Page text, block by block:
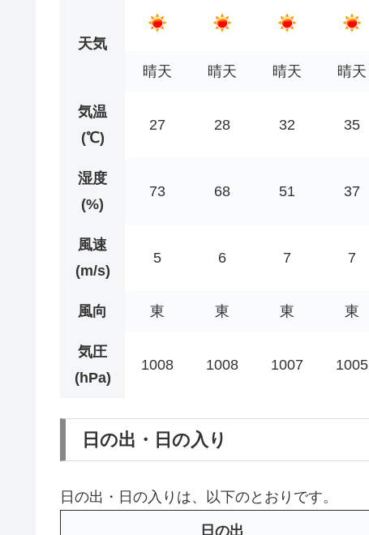
天気
晴天
晴天 晴天 晴天
気温
(℃)
27 28 32 35
湿度
(%)
73 68 51 37
風速
(m/s)
5 6 7 7
風向 東 東 東 東
気圧
(hPa)
1008 1008 1007 1005
日の出・日の入り
日の出・日の入りは、以下のとおりです。
日の出